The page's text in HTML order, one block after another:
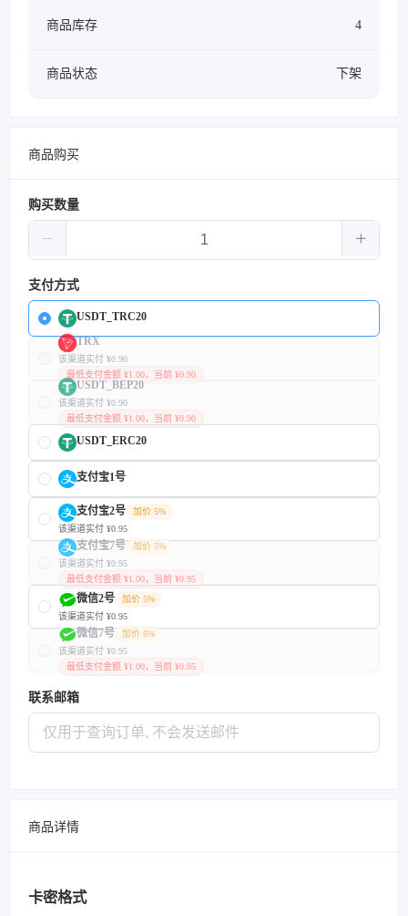
商品库存 4
商品状态 下架
商品购买
购买数量
支付方式
USDT_TRC20
TRX
该渠道实付 ¥0.90
最低支付金额 ¥1.00，当前 ¥0.90
USDT_BEP20
该渠道实付 ¥0.90
最低支付金额 ¥1.00，当前 ¥0.90
USDT_ERC20
支付宝1号
支付宝2号
加价 5%
该渠道实付 ¥0.95
支付宝7号
加价 5%
该渠道实付 ¥0.95
最低支付金额 ¥1.00，当前 ¥0.95
微信2号
加价 5%
该渠道实付 ¥0.95
微信7号
加价 6%
该渠道实付 ¥0.95
最低支付金额 ¥1.00，当前 ¥0.95
联系邮箱
商品详情
卡密格式